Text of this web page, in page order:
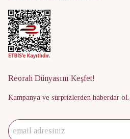
Reorah Dünyasını Keşfet!
Kampanya ve sürprizlerden haberdar ol.